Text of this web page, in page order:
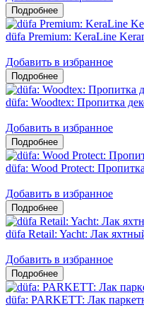
düfa Premium: KeraLine
Добавить в избранное
düfa: Woodtex: Пропитка
Добавить в избранное
düfa: Wood Protect:
Добавить в избранное
düfa Retail: Yacht: Лак
Добавить в избранное
düfa: PARKETT: Лак